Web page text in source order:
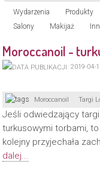
Wydarzenia Produkty
Salony
Makijaż
Moroccanoil -
2019-04-
Moroccanoil Targi
Jeśli odwiedzający
turkusowymi torbami,
kolejny przyjechała
dalej...